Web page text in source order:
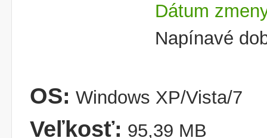
Dátum
Napínavé
OS: Windows XP/Vista/7
Veľkosť: 95,39 MB